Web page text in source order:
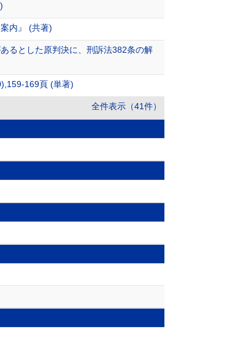
内』 (共著)
るとした原判決に、刑訴法382条の解
169頁 (単著)
全件表示（41件）